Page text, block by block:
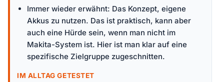
Immer wieder erwähnt: Das Konzept, eigene
Akkus zu nutzen. Das ist praktisch, kann aber
auch eine Hürde sein, wenn man nicht im
Makita-System ist. Hier ist man klar auf eine
spezifische Zielgruppe zugeschnitten.
IM ALLTAG GETESTET